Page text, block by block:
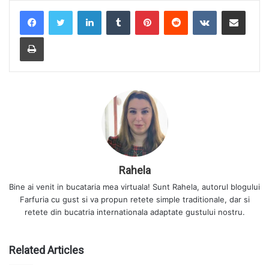
Rahela
Bine ai venit in bucataria mea virtuala! Sunt Rahela, autorul blogului
Farfuria cu gust si va propun retete simple traditionale, dar si
retete din bucatria internationala adaptate gustului nostru.
Related Articles